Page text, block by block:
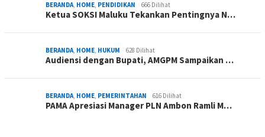
BERANDA, HOME, PENDIDIKAN 666 Dilihat
Ketua SOKSI Maluku Tekankan Pentingnya N…
BERANDA, HOME, HUKUM 628 Dilihat
Audiensi dengan Bupati, AMGPM Sampaikan …
BERANDA, HOME, PEMERINTAHAN 616 Dilihat
PAMA Apresiasi Manager PLN Ambon Ramli M…